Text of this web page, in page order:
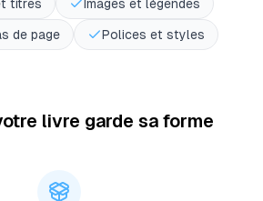
titres Images et légendes
de page Polices et styles
livre garde sa forme